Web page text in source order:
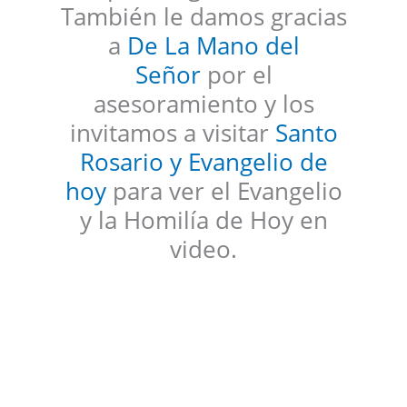
También le damos gracias
a De La Mano del
Señorpor el
asesoramiento y los
invitamos a visitar Santo
Rosario y Evangelio de
hoypara ver el Evangelio
y la Homilía de Hoy en
video.